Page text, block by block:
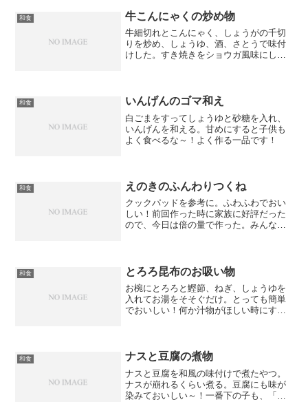
和食 牛こんにゃくの炒め物
牛細切れとこんにゃく、しょうがの千切
りを炒め、しょうゆ、酒、さとうで味付
けした。すき焼きをショウガ風味にした
和食 いんげんのゴマ和え
白ごまをすってしょうゆと砂糖を入れ、
いんげんを和える。甘めにすると子供も
よく食べるな～！よく作る一品です！
和食 えのきのふんわりつくね
クックパッドを参考に。ふわふわでおい
しい！前回作った時に家族に好評だった
ので、今日は倍の量で作った。みんなお
和食 とろろ昆布のお吸い物
お椀にとろろと鰹節、ねぎ、しょうゆを
入れてお湯をそそぐだけ。とっても簡単
でおいしい！何か汁物がほしい時にすぐ
和食 ナスと豆腐の煮物
ナスと豆腐を和風の味付けで煮たやつ。
ナスが崩れるくらい煮る。豆腐にも味が
染みておいしい～！一番下の子も、「こ